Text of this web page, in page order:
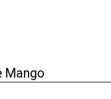
Mango